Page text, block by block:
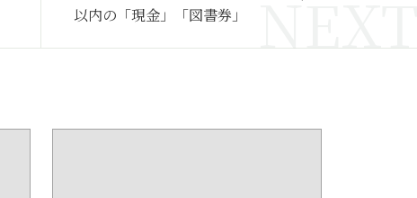
以内の「現金」「図書券」